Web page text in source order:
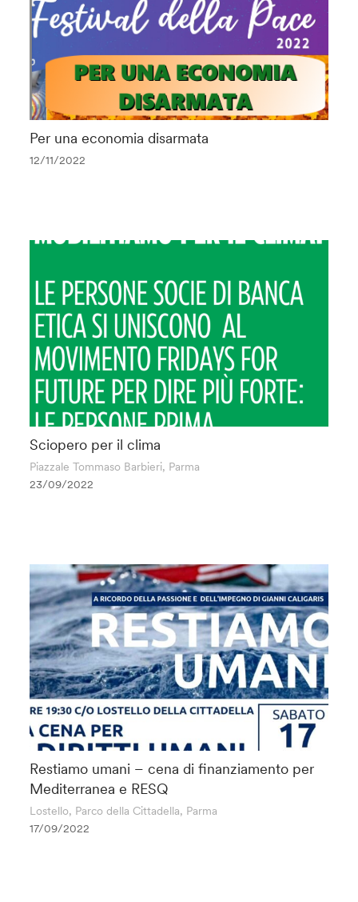
Per una economia disarmata
12/11/2022
Sciopero per il clima
Piazzale Tommaso Barbieri, Parma
23/09/2022
Restiamo umani – cena di finanziamento per
Mediterranea e RESQ
Lostello, Parco della Cittadella, Parma
17/09/2022